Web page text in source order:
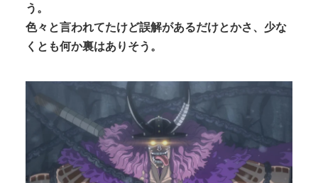
う。
色々と言われてたけど誤解があるだけとかさ、少な
くとも何か裏はありそう。